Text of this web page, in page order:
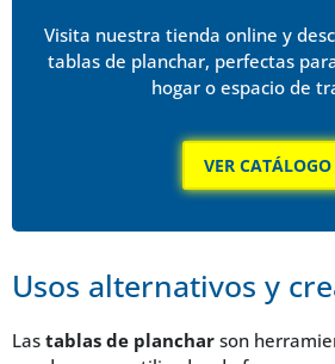
Visita nuestra tienda online y
tablas de planchar, perfectas
hogar o espacio de
VER CATÁLOGO
Usos alternativos y
Las tablas de planchar son